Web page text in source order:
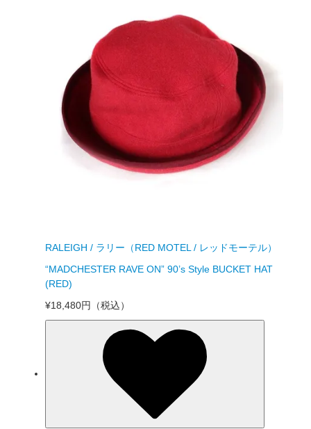
RALEIGH / ラリー（RED MOTEL / レッドモーテル）
“MADCHESTER RAVE ON” 90’s Style BUCKET HAT
(RED)
¥18,480円
（税込）